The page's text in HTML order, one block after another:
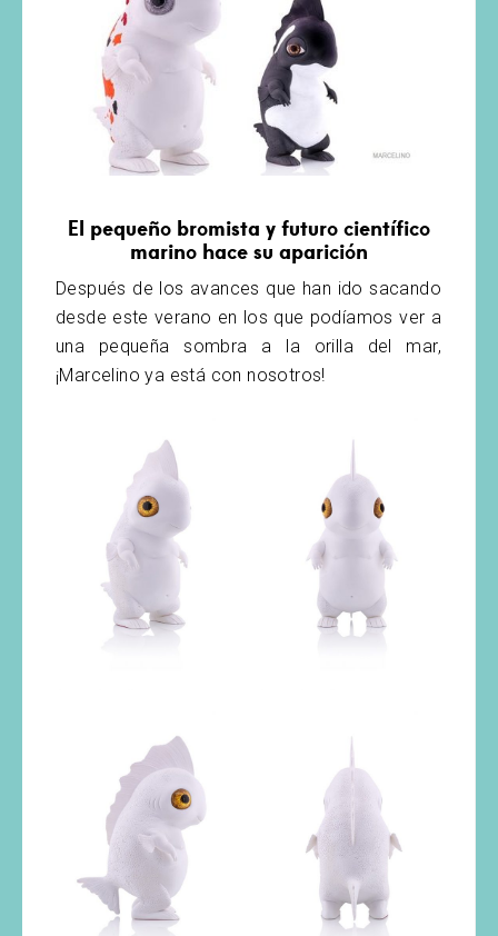
El pequeño bromista y futuro científico
marino hace su aparición
Después de los avances que han ido sacando
desde este verano en los que podíamos ver a
una pequeña sombra a la orilla del mar,
¡Marcelino ya está con nosotros!